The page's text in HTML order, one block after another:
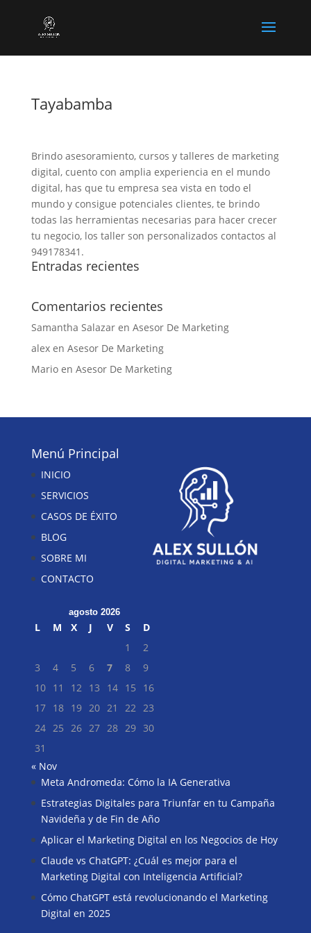
Tayabamba
Brindo asesoramiento, cursos y talleres de marketing
digital, cuento con amplia experiencia en el mundo
digital, has que tu empresa sea vista en todo el
mundo y consigue potenciales clientes, te brindo
todas las herramientas necesarias para hacer crecer
tu negocio, los taller son personalizados contactos al
949178341.
Entradas recientes
Comentarios recientes
Samantha Salazaren Asesor De Marketing
alexen Asesor De Marketing
Marioen Asesor De Marketing
Menú Principal
INICIO
SERVICIOS
CASOS DE ÉXITO
BLOG
SOBRE MI
CONTACTO
agosto 2026
L M X J V S
D
1
2
3
4 5 6 7 8
9
10 11 12 13 14 15
16
17 18 19 20 21 22 23
24 25 26 27 28 29 30
31
« Nov
Meta Andromeda: Cómo la IA Generativa
Estrategias Digitales para Triunfar en tu Campaña
Navideña y de Fin de Año
Aplicar el Marketing Digital en los Negocios de Hoy
Claude vs ChatGPT: ¿Cuál es mejor para el
Marketing Digital con Inteligencia Artificial?
Cómo ChatGPT está revolucionando el Marketing
Digital en 2025